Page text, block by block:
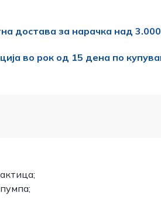
достава за нарачка над
во рок од 15 дена по